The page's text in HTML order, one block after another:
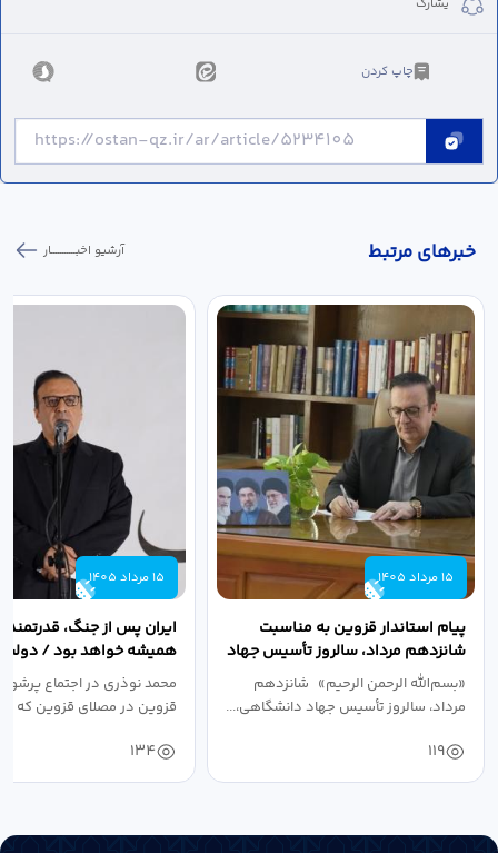
يشارك
چاپ کردن
خبر‌های مرتبط آرشیو اخبـــــــــــار
15 مرداد 1405
پیام استاندار قزوین به مناسبت
شانزدهم مرداد، سالروز تأسیس جهاد
دانشگاهی
«بسم‌الله الرحمن الرحیم» شانزدهم
مرداد، سالروز تأسیس جهاد دانشگاهی،...
119
15 مرداد 1405
ایران پس از جنگ،
همیشه خواهد بود / دولت
نبرد اقتصادی،...
محمد نوذری در اجتماع
قزوین در مصلای قزوین که
134